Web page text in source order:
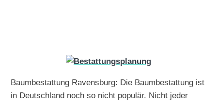
Baumbestattung Ravensburg: Die Baumbestattung ist
in Deutschland noch so nicht populär. Nicht jeder